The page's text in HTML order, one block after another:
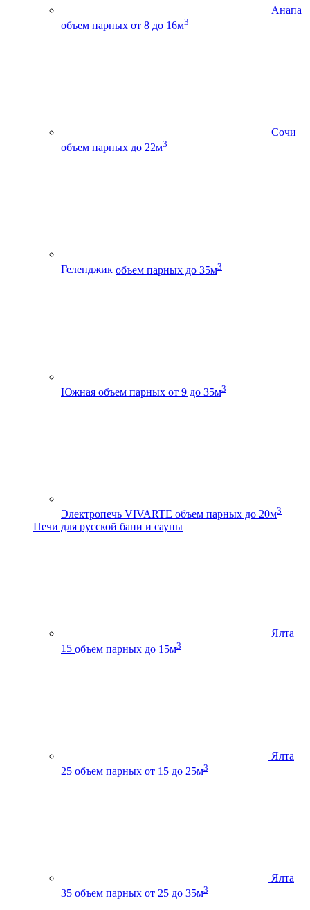
Анапа
объем парных от 8 до 16м3
Сочи
объем парных до 22м3
Геленджик объем парных до 35м3
Южная объем парных от 9 до 35м3
Электропечь VIVARTE объем парных до 20м3
Печи для русской бани и сауны
Ялта
15 объем парных до 15м3
Ялта
25 объем парных от 15 до 25м3
Ялта
35 объем парных от 25 до 35м3